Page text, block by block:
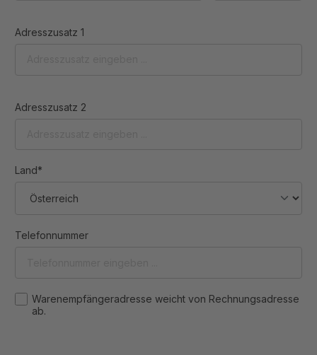
Adresszusatz 1
Adresszusatz 2
Land*
Telefonnummer
Warenempfängeradresse weicht von Rechnungsadresse
ab.